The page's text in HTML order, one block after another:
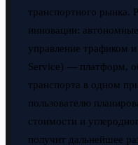
транспортного рынка.
инновации:
управление трафиком
Service) — платформ,
транспорта в одном
пользователю
стоимости и
получит дальнейшее